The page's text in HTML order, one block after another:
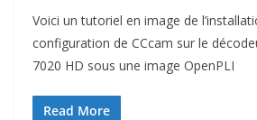
Voici un tutoriel en image de
configuration de CCcam sur le
7020 HD sous une image OpenPLI
Read More